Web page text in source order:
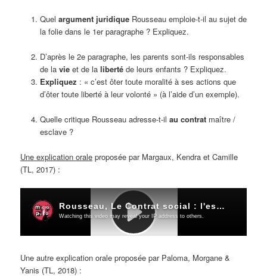
Quel argument juridiqueRousseau emploie-t-il au sujet de
la folie dans le 1er paragraphe ? Expliquez.
D’après le 2e paragraphe, les parents sont-ils responsables
de la vieet de la libertéde leurs enfants ? Expliquez.
Expliquez : « c’est ôter toute moralité à ses actions que
d’ôter toute liberté à leur volonté » (à l’aide d’un exemple).
Quelle critique Rousseau adresse-t-il au contratmaître /
esclave ?
Une explication orale proposée par Margaux, Kendra et Camille
(TL, 2017) :
Une autre explication orale proposée par Paloma, Morgane &
Yanis (TL, 2018) :